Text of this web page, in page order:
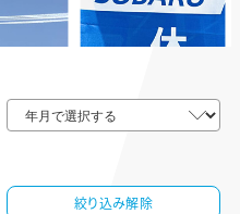
絞り込み解除